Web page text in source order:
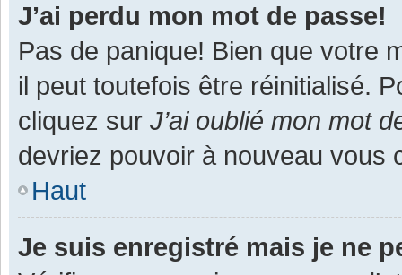
J’ai perdu mon mot de passe!
Pas de panique! Bien que votre
il peut toutefois être réinitialisé.
cliquez sur J’ai oublié mon mot
devriez pouvoir à nouveau vous
Haut
Je suis enregistré mais je ne